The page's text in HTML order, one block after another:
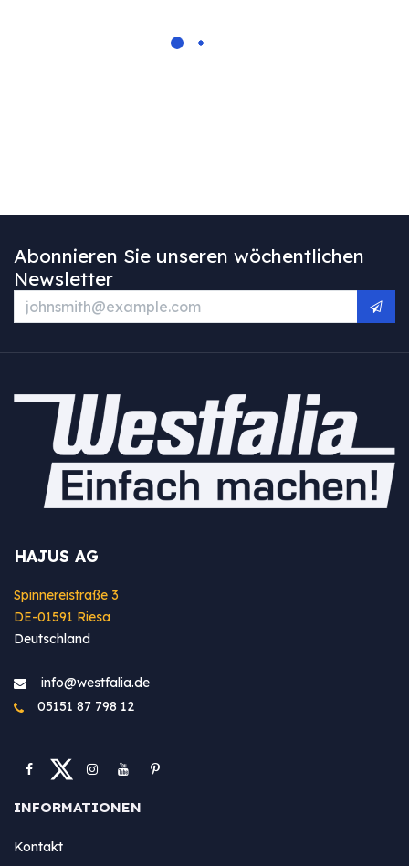
Abonnieren Sie unseren wöchentlichen
Newsletter
HAJUS AG
Spinnereistraße 3
DE-01591 Riesa
Deutschland
info@westfa​lia.de
05151 87 798 12
INFORMATIONEN
Kontakt